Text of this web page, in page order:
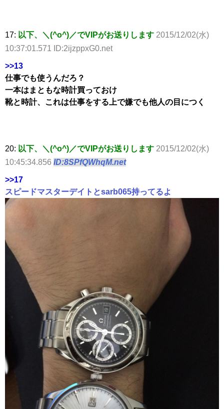
17: 以下、＼(^o^)／でVIPがお送りします 2015/12/02(水)
10:37:01.571 ID:2ijzppxG0.net
>>13
仕事でも使うんだろ？
一本はまともな時計買っておけ
靴と時計、これは仕事をする上で嫌でも他人の目につく
20: 以下、＼(^o^)／でVIPがお送りします 2015/12/02(水)
10:45:34.856 ID:8SPfQWhqM.net
>>17
スピードマスターデイトとsarb065持ってるよ